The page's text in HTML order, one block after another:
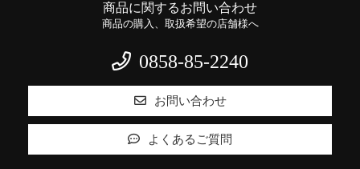
商品に関するお問い合わせ
商品の購入、取扱希望の店舗様へ
0858-85-2240
お問い合わせ
よくあるご質問